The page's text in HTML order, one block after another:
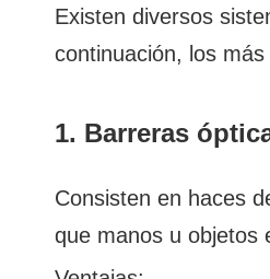
Existen diversos
continuación, los más
1. Barreras
Consisten en haces
que manos u objetos